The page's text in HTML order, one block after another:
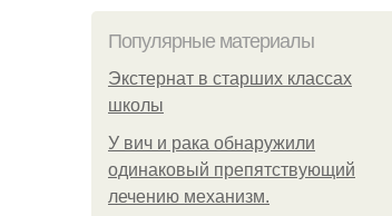
Популярные материалы
Экстернат в старших классах
школы
У вич и рака обнаружили
одинаковый препятствующий
лечению механизм.